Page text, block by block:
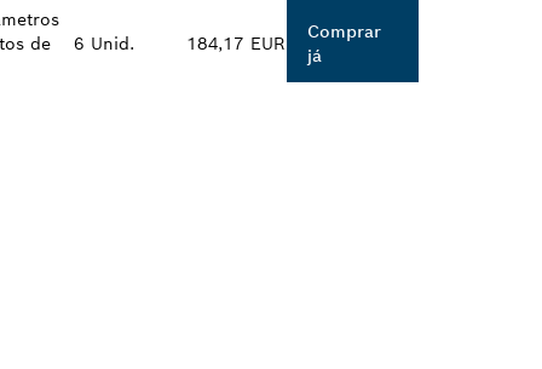
de
6 Unid. 184,17 EUR
Comprar
já